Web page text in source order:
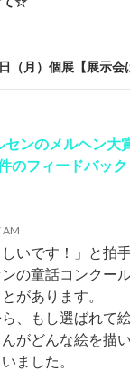
月）個展【展示会
センのメルヘン大
のフィードバック
AM
しいです！」と拍
の童話コンクー
があります。
、もし選ばれて
がどんな絵を描
ました。